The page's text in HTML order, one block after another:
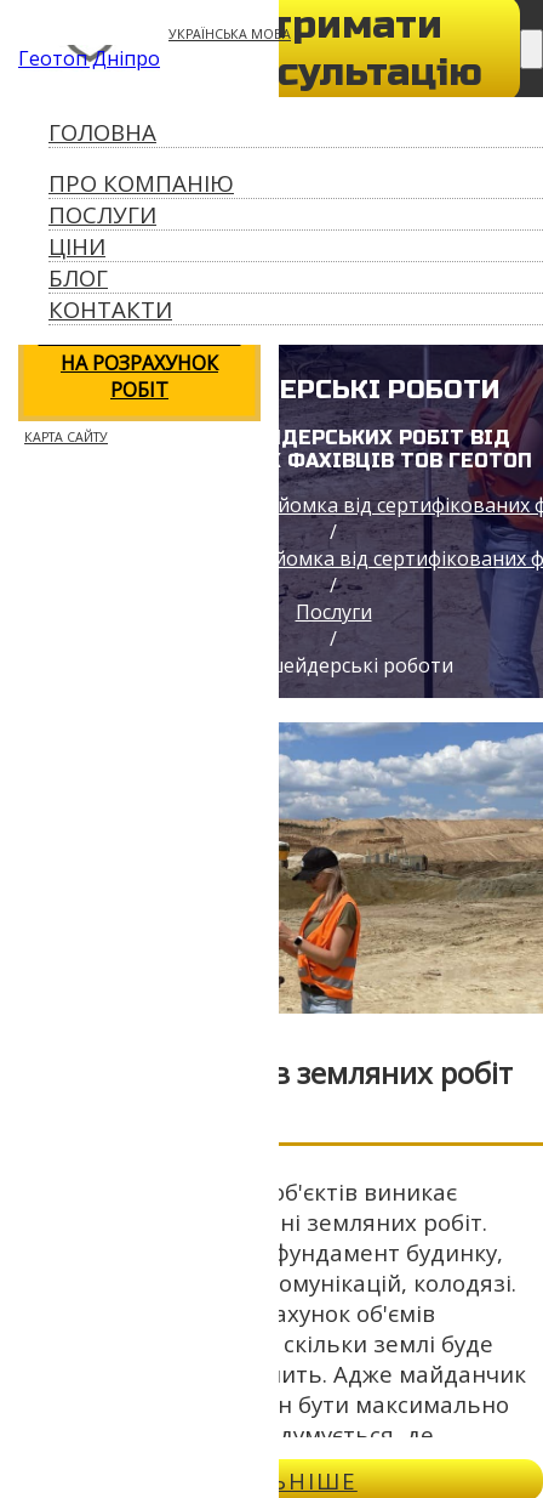
УКРАЇНСЬКА МОВА
Геотоп Дніпро
ПРО КОМПАНІЮ
ПОСЛУГИ
ЦІНИ
БЛОГ
КОНТАКТИ
НА РОЗРАХУНОК
РОБІТ
КАРТА САЙТУ
geotop056@gmail.com
Отримати
консультацію
ГОЛОВНА
ПРО КОМПАНІЮ
ПОСЛУГИ
ЦІНИ
БЛОГ
КОНТАКТИ
МАРКШЕЙДЕРСЬКІ РОБОТИ
ВИДИ МАРКШЕЙДЕРСЬКИХ РОБІТ ВІД
СЕРТИФІКОВАНИХ ФАХІВЦІВ ТОВ ГЕОТОП
Геодезія геологія топозйомка від сертифікованих
/
Геодезія геологія топозйомка від сертифікованих
/
Послуги
/
Маркшейдерські роботи
Підрахунок об’ємів земляних робіт
При будівництві різних об'єктів виникає
необхідність у проведенні земляних робіт.
Риються котловани під фундамент будинку,
погріб, гараж, траншеї комунікацій, колодязі.
Необхідно зробити підрахунок об'ємів
земляних робіт у Дніпрі, скільки землі буде
зайвою, а де її не вистачить. Адже майданчик
для будівництва повинен бути максимально
рівним. Заздалегідь продумується, де
раціональніше буде використовувати зайвий
ДЕТАЛЬНІШЕ